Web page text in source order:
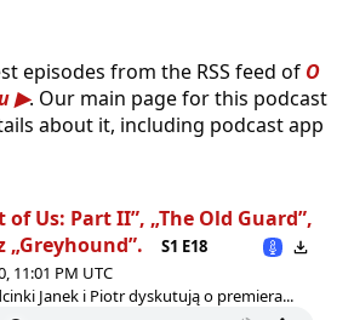
episodes from the RSS feed of O
. Our main page for this podcast
about it, including podcast app
of Us: Part II”, „The Old Guard”,
„Greyhound”.
S1 E18
11:01 PM UTC
Janek i Piotr dyskutują o premiera...